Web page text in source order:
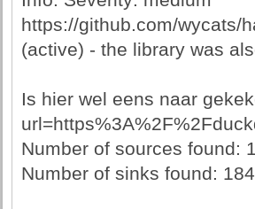
https://github.com/wycats/
(active) - the library was
Is hier wel eens naar
Number of sources found:
Number of sinks found: 184